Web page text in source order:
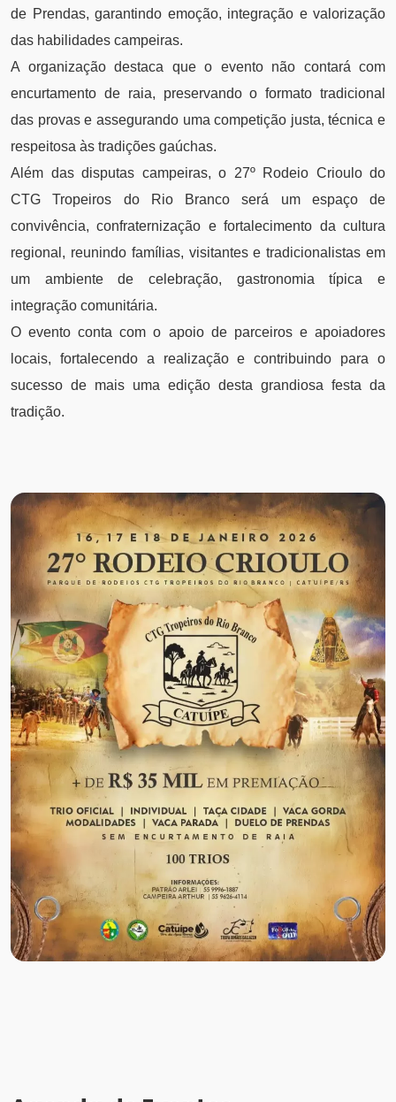
de Prendas, garantindo emoção, integração e valorização
das habilidades campeiras.
A organização destaca que o evento não contará com
encurtamento de raia, preservando o formato tradicional
das provas e assegurando uma competição justa, técnica e
respeitosa às tradições gaúchas.
Além das disputas campeiras, o 27º Rodeio Crioulo do
CTG Tropeiros do Rio Branco será um espaço de
convivência, confraternização e fortalecimento da cultura
regional, reunindo famílias, visitantes e tradicionalistas em
um ambiente de celebração, gastronomia típica e
integração comunitária.
O evento conta com o apoio de parceiros e apoiadores
locais, fortalecendo a realização e contribuindo para o
sucesso de mais uma edição desta grandiosa festa da
tradição.